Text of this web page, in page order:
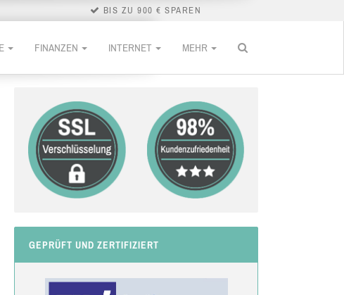
BIS ZU 900 € SPAREN
FINANZEN INTERNET MEHR
GEPRÜFT UND ZERTIFIZIERT